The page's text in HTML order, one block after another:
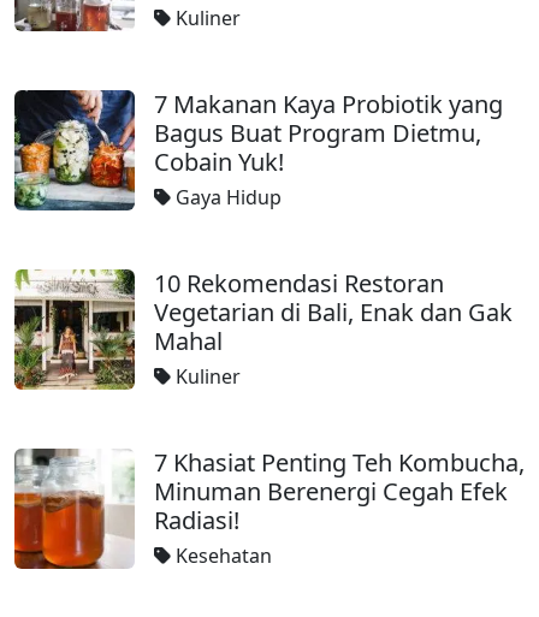
Kuliner
7 Makanan Kaya Probiotik yang
Bagus Buat Program Dietmu,
Cobain Yuk!
Gaya Hidup
10 Rekomendasi Restoran
Vegetarian di Bali, Enak dan Gak
Mahal
Kuliner
7 Khasiat Penting Teh Kombucha,
Minuman Berenergi Cegah Efek
Radiasi!
Kesehatan